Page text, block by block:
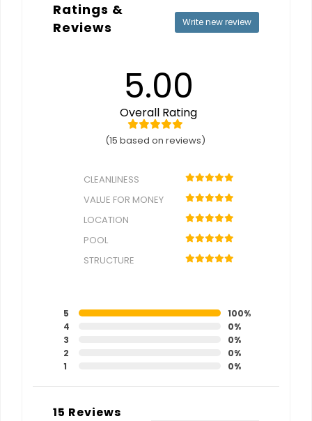
Ratings &
Reviews
Write new review
5.00
Overall Rating
(15 based on reviews)
CLEANLINESS
VALUE FOR MONEY
LOCATION
POOL
STRUCTURE
5
100%
4
0%
3
0%
2
0%
1
0%
15 Reviews